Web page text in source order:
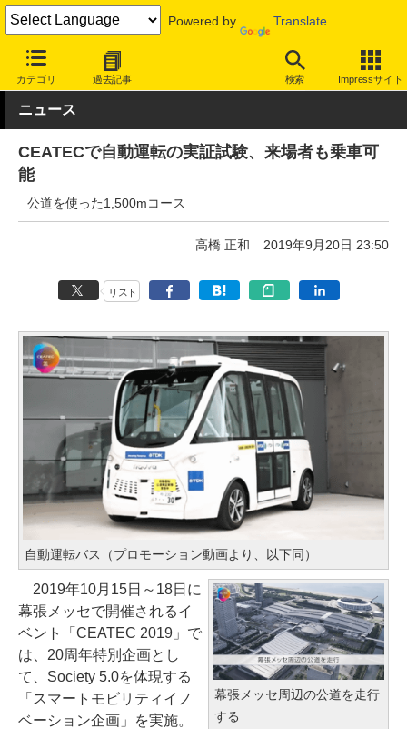
Powered by Translate
カテゴリ 過去記事 検索 Impressサイト
INTERNET Watch イベント 2019
ニュース
CEATECで自動運転の実証試験、来場者も乗車可
能
公道を使った1,500mコース
高橋 正和 2019年9月20日 23:50
リスト
自動運転バス（プロモーション動画より、以下同）
幕張メッセ周辺の公道を走行
する
2019年10月15日～18日に
幕張メッセで開催されるイ
ベント「CEATEC 2019」で
は、20周年特別企画とし
て、Society 5.0を体現する
「スマートモビリティイノ
ベーション企画」を実施。